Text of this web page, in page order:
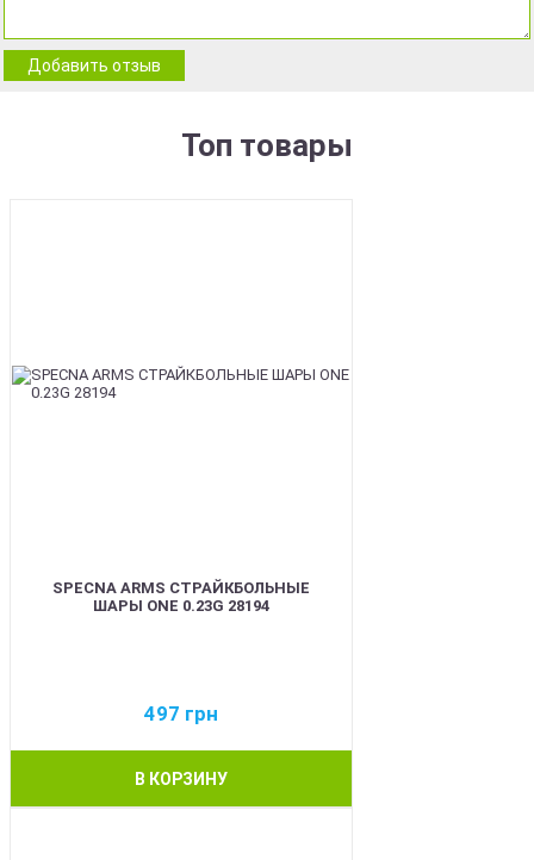
Добавить отзыв
Топ товары
SPECNA ARMS СТРАЙКБОЛЬНЫЕ
ШАРЫ ONE 0.23G 28194
497 грн
В КОРЗИНУ